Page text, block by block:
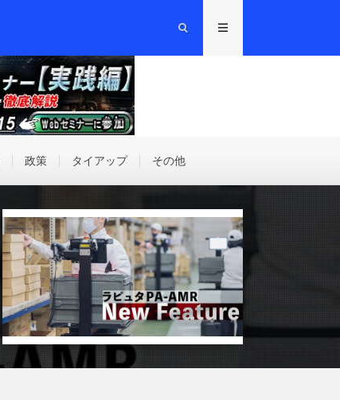
政策 タイアップ その他